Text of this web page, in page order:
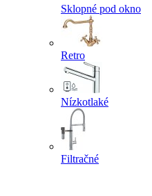
Sklopné pod okno
Retro
Nízkotlaké
Filtračné